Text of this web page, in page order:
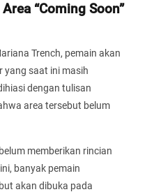
“Coming Soon”
Trench, pemain akan
yang saat ini masih
dengan tulisan
area tersebut belum
memberikan rincian
banyak pemain
akan dibuka pada